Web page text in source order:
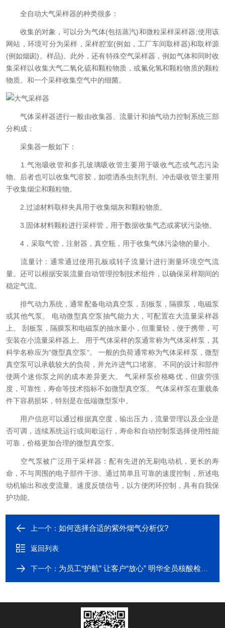
全自动大气采样器的种类很多：
收集的对象，可以分为气体(包括蒸汽)和微粒采样采样器;使用该
网站，环境可分为采样，采样腔室(例如，工厂车间取样器)和取样源
(例如烟囱)。样品)。此外，还有特殊空气采样器，例如气体和同时收
集采样以收集大气二氧化硫和颗粒物质，或氟化氢和颗粒物质的颗粒
物质。和一个采样收集空气中的细菌。
气体采样器进行一般由收集器、流量计和抽气动力控制系统三部
分构成：
采集器一般如下：
1.气泡吸收管和多孔玻璃吸收管主要用于吸收气态或气态污染
物。后者也可以收集气溶胶，如喷洒杀虫剂乳剂。冲击吸收管主要用
于收集烟尘和颗粒物。
2.过滤材料取样夹具用于收集烟灰和颗粒物质。
3.固体材料颗粒进行采样管，用于数据收集气态或雾状污染物。
4，采取气管，注射器，真空瓶，用于收集气体污染物的量小。
流量计：通常通过使用孔板或转子流量计进行测量环境空气流
量。还可以根据安装流量自动管理控制技术组件，以确保采样期间的
稳定气流。
排气动力系统，通常配备电动真空泵，刮板泵，隔膜泵，电磁泵
或其他气泵。 电动微型真空泵抽气能力大，可配置在大流量采样器
上。 刮板泵，隔膜泵和电磁泵的抽水量小，但重量轻，便于携带，可
安装在小流量采样器上。 用于气体采样的泵通常称为气体采样泵，其
科学名称应为“微型真空泵“。 一般的负荷通常称为气体采样泵，微型
真空泵可以承载较大的负荷，并允许进气口堵塞。 不同的设计和部件
使两个迷你泵之间的成本差异更大。 气采样泵价格略优，但疲劳强
度，可靠性，寿命等技术指标不如微型真空泵。 气体采样泵在重载条
件下容易损坏，特别是在低端微型泵中。
用户信息可以通过根据真空度，输出压力，流量管理以及企业是
否可调，连续系统运行或间歇运行，寿命和自动控制泵选择使用性能
可靠，价格更加合理的微型真空泵。
空气泵被广泛用于采样器：配有先进的无刷电动机，更长的寿
命，不与周围的电子部件干涉。通过简单且可靠的速度控制，所述电
动机输出和改变流量。速度反馈信号，以方便闭环控制，具有自我保
护功能。
上一个：如何选择合适的紫外烟气分析仪?
返回列表
下一个： 为员工“护航” 让客户“放心” 明华全员核酸检测均为“阴性”